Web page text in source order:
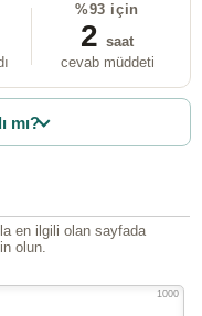
%93 için
2 saat
cevab müddeti
mı?
en ilgili olan sayfada
olun.
1000